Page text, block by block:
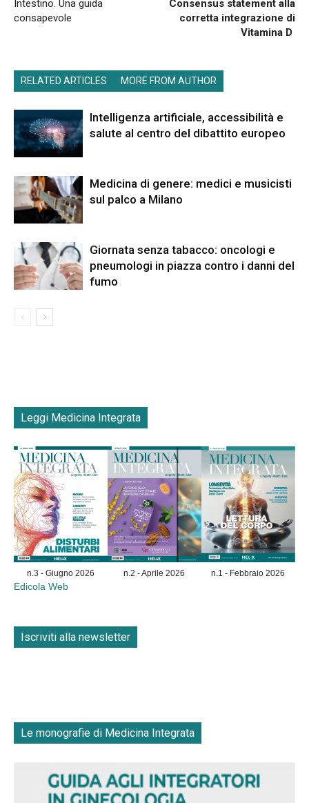
Intestino. Una guida
consapevole
Consensus statement alla
corretta integrazione di
Vitamina D
RELATED ARTICLES MORE FROM AUTHOR
Intelligenza artificiale, accessibilità e
salute al centro del dibattito europeo
Medicina di genere: medici e musicisti
sul palco a Milano
Giornata senza tabacco: oncologi e
pneumologi in piazza contro i danni del
fumo
Leggi Medicina Integrata
n.3 - Giugno 2026 n.2 - Aprile 2026 n.1 - Febbraio 2026
Edicola Web
Iscriviti alla newsletter
Le monografie di Medicina Integrata